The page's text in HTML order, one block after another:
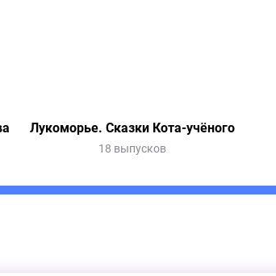
Лукоморье. Сказки Кота-учёного
18 выпусков